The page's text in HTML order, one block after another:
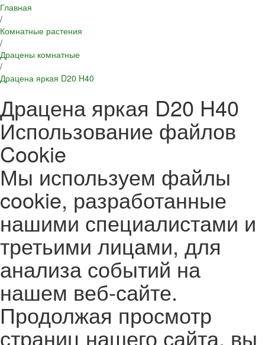
Главная
/
Комнатные растения
/
Драцены комнатные
/
Драцена яркая D20 H40
Драцена яркая D20 H40
Использование файлов
Cookie
Мы используем файлы
cookie, разработанные
нашими специалистами и
третьими лицами, для
анализа событий на
нашем веб-сайте.
Продолжая просмотр
страниц нашего сайта, вы